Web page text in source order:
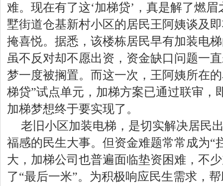
难。现在有了这‘加梯贷’，真是解了燃
墅街道仓基新村小区的居民王阿姨谈及
掩喜悦。据悉，该楼栋居民早有加装电
虽不反对却不愿出资，资金缺口问题一
梦一度被搁置。而这一次，王阿姨所在
梯贷”试点单元，加梯方案已通过联审，
加梯梦想终于要实现了。
老旧小区加装电梯，是切实解决居民
福感的民生大事。但资金难题常常成为“
大，加梯公司也普遍面临垫资困难，不
了“最后一米”。为积极响应民生需求，